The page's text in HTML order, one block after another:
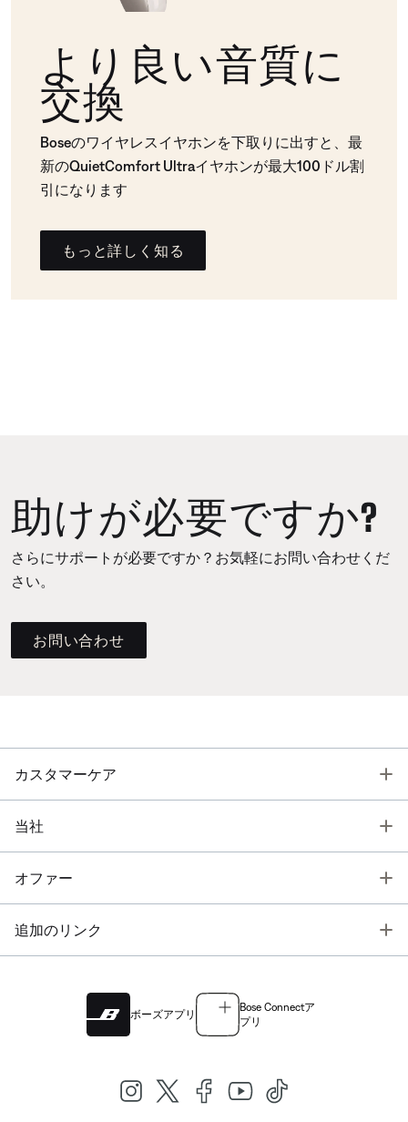
より良い音質に
交換
Boseのワイヤレスイヤホンを下取りに出すと、最
新のQuietComfort Ultraイヤホンが最大100ドル割
引になります
もっと詳しく知る
助けが必要ですか?
さらにサポートが必要ですか？お気軽にお問い合わせくだ
さい。
お問い合わせ
カスタマーケア
当社
オファー
追加のリンク
ボーズアプリ
Bose Connectア
プリ